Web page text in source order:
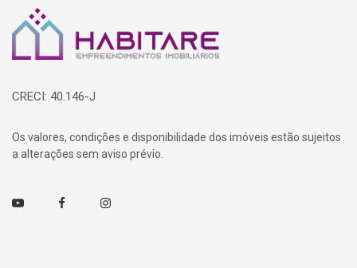
Página inicial
CRECI: 40.146-J
Os valores, condições e disponibilidade dos imóveis estão sujeitos
a alterações sem aviso prévio.
Youtube FacebookInstagram